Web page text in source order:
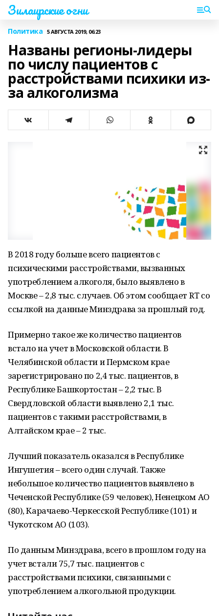
Зилаирские огни
Политика 5 АВГУСТА 2019, 06:23
Названы регионы-лидеры
по числу пациентов с
расстройствами психики из-
за алкоголизма
В 2018 году больше всего пациентов с
психическими расстройствами, вызванных
употреблением алкоголя, было выявлено в
Москве – 2,8 тыс. случаев. Об этом сообщает RT со
ссылкой на данные Минздрава за прошлый год.
Примерно такое же количество пациентов
встало на учет в Московской области. В
Челябинской области и Пермском крае
зарегистрировано по 2,4 тыс. пациентов, в
Республике Башкортостан – 2,2 тыс. В
Свердловской области выявлено 2,1 тыс.
пациентов с такими расстройствами, в
Алтайском крае – 2 тыс.
Лучший показатель оказался в Республике
Ингушетия – всего один случай. Также
небольшое количество пациентов выявлено в
Чеченской Республике (59 человек), Ненецком АО
(80), Карачаево-Черкесской Республике (101) и
Чукотском АО (103).
По данным Минздрава, всего в прошлом году на
учет встали 75,7 тыс. пациентов с
расстройствами психики, связанными с
употреблением алкогольной продукции.